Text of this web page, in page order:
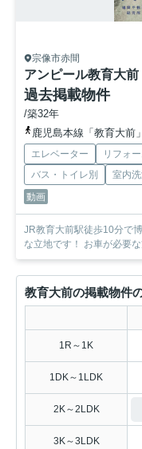
宗像市赤間
アンピール教育大前
過去掲載物件
/築32年
鹿児島本線「教育大前
エレベーター リフォ
バス・トイレ別
室内
動画
JR教育大前駅徒歩10分で
な立地です！ お車が必要
教育大前の掲載物件
1R～1K
1DK～1LDK
2K～2LDK
3K～3LDK